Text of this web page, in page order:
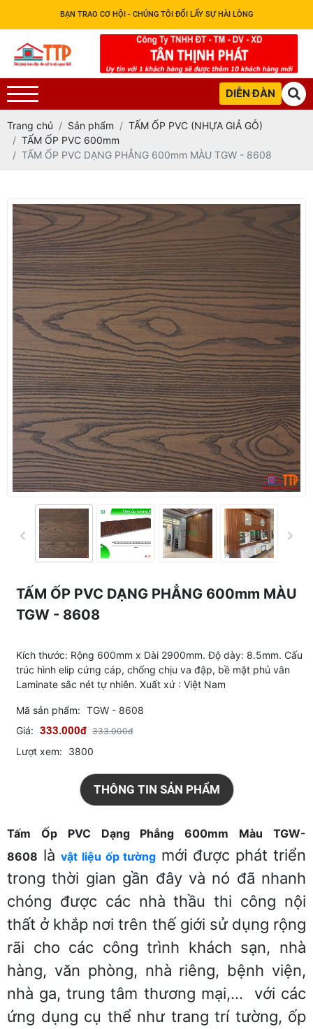
BẠN TRAO CƠ HỘI - CHÚNG TÔI ĐỔI LẤY SỰ HÀI LÒNG
DIỄN ĐÀN
Trang chủ Sản phẩm
TẤM ỐP PVC (NHỰA GIẢ GỖ)
TẤM ỐP PVC 600mm
TẤM ỐP PVC DẠNG PHẲNG 600mm MÀU TGW - 8608
TẤM ỐP PVC DẠNG PHẲNG 600mm MÀU
TGW - 8608
Kích thước: Rộng 600mm x Dài 2900mm. Độ dày: 8.5mm. Cấu
trúc hình elip cứng cáp, chống chịu va đập, bề mặt phủ vân
Laminate sắc nét tự nhiên. Xuất xứ : Việt Nam
Mã sản phẩm: TGW - 8608
Giá: 333.000đ 333.000đ
Lượt xem: 3800
THÔNG TIN SẢN PHẨM
Tấm Ốp PVC Dạng Phẳng 600mm Màu TGW-
8608 là vật liệu ốp tường mới được phát triển
trong thời gian gần đây và nó đã nhanh
chóng được các nhà thầu thi công nội
thất ở khắp nơi trên thế giới sử dụng rộng
rãi cho các công trình khách sạn, nhà
hàng, văn phòng, nhà riêng, bệnh viện,
nhà ga, trung tâm thương mại,… với các
ứng dụng cụ thể như trang trí tường, ốp